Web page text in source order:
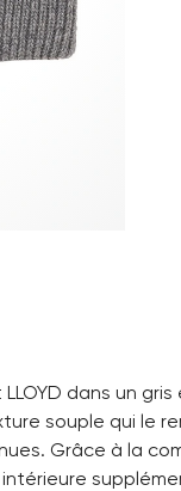
dans un
souple qui le
Grâce à la